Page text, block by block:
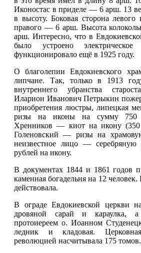
Иконостас в приделе — 6 арш. 13
в высоту. Боковая сторона левого
правого — 6 арш. Высота
арш. Интересно, что в
было устроено электрическое
функционировало ещё в 1925 году.
О благолепии Евдокиевского
липчане. Так, только в 1913
внутреннего убранства
Иларион Иванович Петрыкин
приобретения люстры, липецкая
ризы на иконы на сумму 750
Хренников — киот на икону
Голеновский — ризы на
неизвестное лицо — серебряную
рублей на икону.
В документах 1844 и 1861 годов
каменная богадельня на 12
действовала.
В ограде Евдокиевской церкви
дровяной сарай и караулка,
протоиереем о. Иоанном
ледник и кладовая.
революцией насчитывала 175 томов.